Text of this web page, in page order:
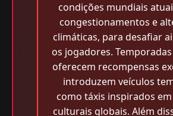
condições mundiais
congestionamentos e
climáticas, para desafiar
os jogadores.
oferecem recompensas
introduzem veículos
como táxis inspirados
culturais globais. Além